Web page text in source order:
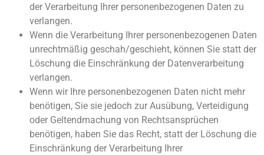
der Verarbeitung Ihrer personenbezogenen Daten zu
verlangen.
Wenn die Verarbeitung Ihrer personenbezogenen Daten
unrechtmäßig geschah/geschieht, können Sie statt der
Löschung die Einschränkung der Datenverarbeitung
verlangen.
Wenn wir Ihre personenbezogenen Daten nicht mehr
benötigen, Sie sie jedoch zur Ausübung, Verteidigung
oder Geltendmachung von Rechtsansprüchen
benötigen, haben Sie das Recht, statt der Löschung die
Einschränkung der Verarbeitung Ihrer